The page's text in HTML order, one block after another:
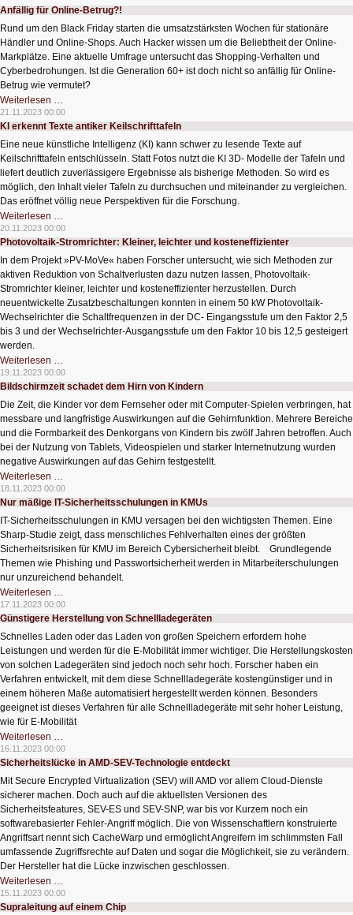
besseres
WLAN
Anfällig für Online-Betrug?!
Rund um den Black Friday starten die umsatzstärksten Wochen für stationäre
Händler und Online-Shops. Auch Hacker wissen um die Beliebtheit der Online-
Markplätze. Eine aktuelle Umfrage untersucht das Shopping-Verhalten und
Cyberbedrohungen. Ist die Generation 60+ ist doch nicht so anfällig für Online-
Betrug wie vermutet?
Weiterlesen …
für
Online-
Betrug?!
21.11.2023 00:00
KI erkennt Texte antiker Keilschrifttafeln
Eine neue künstliche Intelligenz (KI) kann schwer zu lesende Texte auf
Keilschrifttafeln entschlüsseln. Statt Fotos nutzt die KI 3D- Modelle der Tafeln und
liefert deutlich zuverlässigere Ergebnisse als bisherige Methoden. So wird es
möglich, den Inhalt vieler Tafeln zu durchsuchen und miteinander zu vergleichen.
Das eröffnet völlig neue Perspektiven für die Forschung.
Weiterlesen …
erkennt
Texte
antiker
20.11.2023 00:00
Photovoltaik-Stromrichter: Kleiner, leichter und kosteneffizienter
In dem Projekt »PV-MoVe« haben Forscher untersucht, wie sich Methoden zur
aktiven Reduktion von Schaltverlusten dazu nutzen lassen, Photovoltaik-
Stromrichter kleiner, leichter und kosteneffizienter herzustellen. Durch
neuentwickelte Zusatzbeschaltungen konnten in einem 50 kW Photovoltaik-
Wechselrichter die Schaltfrequenzen in der DC- Eingangsstufe um den Faktor 2,5
bis 3 und der Wechselrichter-Ausgangsstufe um den Faktor 10 bis 12,5 gesteigert
werden.
Weiterlesen …
Stromrichter:
Kleiner,
leichter
kosteneffizienter
19.11.2023 00:00
Bildschirmzeit schadet dem Hirn von Kindern
Die Zeit, die Kinder vor dem Fernseher oder mit Computer-Spielen verbringen, hat
messbare und langfristige Auswirkungen auf die Gehirnfunktion. Mehrere Bereiche
und die Formbarkeit des Denkorgans von Kindern bis zwölf Jahren betroffen. Auch
bei der Nutzung von Tablets, Videospielen und starker Internetnutzung wurden
negative Auswirkungen auf das Gehirn festgestellt.
Weiterlesen …
schadet
dem
Hirn
Kindern
18.11.2023 00:00
Nur mäßige IT-Sicherheitsschulungen in KMUs
IT-Sicherheitsschulungen in KMU versagen bei den wichtigsten Themen. Eine
Sharp-Studie zeigt, dass menschliches Fehlverhalten eines der größten
Sicherheitsrisiken für KMU im Bereich Cybersicherheit bleibt. Grundlegende
Themen wie Phishing und Passwortsicherheit werden in Mitarbeiterschulungen
nur unzureichend behandelt.
Weiterlesen …
mäßige
IT-
Sicherheitsschulungen
KMUs
17.11.2023 00:00
Günstigere Herstellung von Schnellladegeräten
Schnelles Laden oder das Laden von großen Speichern erfordern hohe
Leistungen und werden für die E-Mobilität immer wichtiger. Die Herstellungskosten
von solchen Ladegeräten sind jedoch noch sehr hoch. Forscher haben ein
Verfahren entwickelt, mit dem diese Schnellladegeräte kostengünstiger und in
einem höheren Maße automatisiert hergestellt werden können. Besonders
geeignet ist dieses Verfahren für alle Schnellladegeräte mit sehr hoher Leistung,
wie für E-Mobilität
Weiterlesen …
Herstellung
von
Schnellladegeräten
16.11.2023 00:00
Sicherheitslücke in AMD-SEV-Technologie entdeckt
Mit Secure Encrypted Virtualization (SEV) will AMD vor allem Cloud-Dienste
sicherer machen. Doch auch auf die aktuellsten Versionen des
Sicherheitsfeatures, SEV-ES und SEV-SNP, war bis vor Kurzem noch ein
softwarebasierter Fehler-Angriff möglich. Die von Wissenschaftlern konstruierte
Angriffsart nennt sich CacheWarp und ermöglicht Angreifern im schlimmsten Fall
umfassende Zugriffsrechte auf Daten und sogar die Möglichkeit, sie zu verändern.
Der Hersteller hat die Lücke inzwischen geschlossen.
Weiterlesen …
in
AMD-
SEV-
15.11.2023 00:00
Supraleitung auf einem Chip